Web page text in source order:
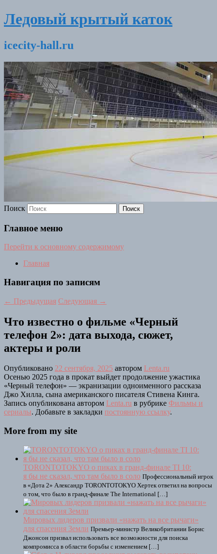
Ледовый крытый каток
icecity-hall.ru
Поиск
Главное меню
Перейти к основному содержимому
Главная
Навигация по записям
← Предыдущая Следующая →
Что известно о фильме «Черный
телефон 2»: дата выхода, сюжет,
актеры и роли
Опубликовано 22 сентября, 2025 автором Lenta.ru
Осенью 2025 года в прокат выйдет продолжение ужастика
«Черный телефон» — экранизации одноименного рассказа
Джо Хилла, сына американского писателя Стивена Кинга.
Запись опубликована автором Lenta.ru в рубрике Фильмы и
сериалы. Добавьте в закладки постоянную ссылку.
More from my site
TORONTOTOKYO о пиках в гранд-финале TI 10:
я бы не сказал, что там было в соло Профессиональный игрок
в «Дота 2» Александр TORONTOTOKYO Хертек ответил на вопросы
о том, что было в гранд-финале The International […]
Мировых лидеров призвали «нажать на все рычаги»
для спасения Земли Премьер-министр Великобритании Борис
Джонсон призвал использовать все возможности для поиска
компромисса в области борьбы с изменением […]